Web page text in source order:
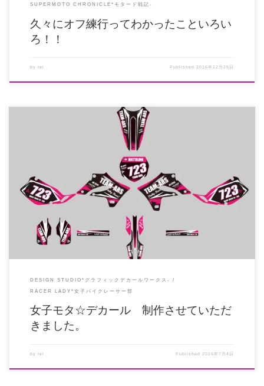
SUPERMOTO CHRONICLE*モタード戦記-
久々にオフ練行ってわかったこといろい
ろ！！
by rei Published2016年12月25日
お待たせしましたー女子モタ☆なつみ氏のデカール完成いたしました！ カラー
はブラック×ピンク×ホワイト […]
DESIGN STUDIO*グラフィックデカールワークス-
RACER LADY*女子バイクレーサー部
女子モタ☆デカール 制作させていただ
きました。
by rei Published2016年7月4日